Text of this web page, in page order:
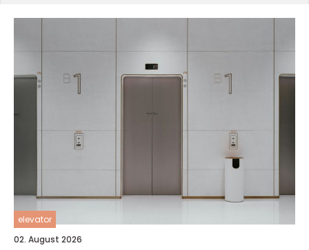
elevator
02. August 2026